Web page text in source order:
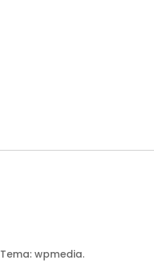
Tema: wpmedia.